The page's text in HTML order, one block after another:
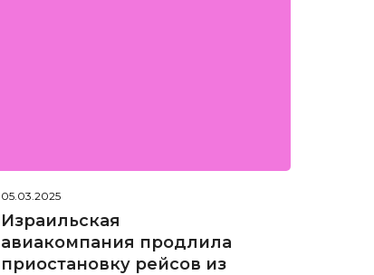
05.03.2025
Израильская
авиакомпания продлила
приостановку рейсов из